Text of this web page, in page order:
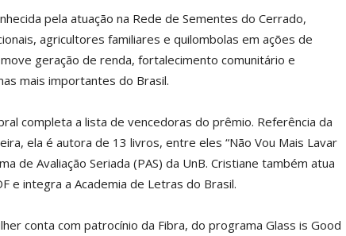
pela atuação na Rede de Sementes do Cerrado,
agricultores familiares e quilombolas em ações de
geração de renda, fortalecimento comunitário e
mais importantes do Brasil.
completa a lista de vencedoras do prêmio. Referência da
ela é autora de 13 livros, entre eles “Não Vou Mais Lavar
de Avaliação Seriada (PAS) da UnB. Cristiane também atua
e integra a Academia de Letras do Brasil.
conta com patrocínio da Fibra, do programa Glass is Good